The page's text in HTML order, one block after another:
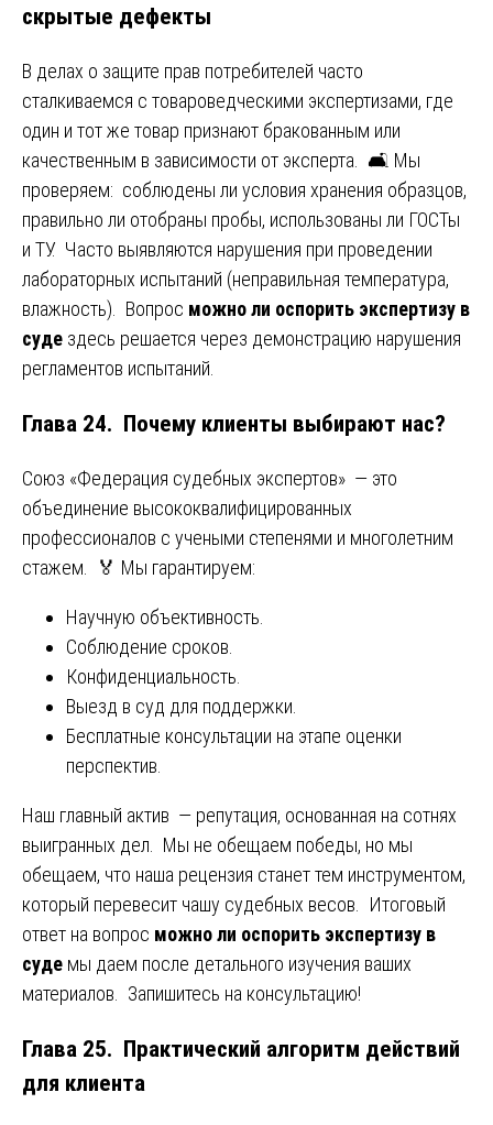
скрытые дефекты
В делах о защите прав потребителей часто
сталкиваемся с товароведческими экспертизами, где
один и тот же товар признают бракованным или
качественным в зависимости от эксперта. 🛋️ Мы
проверяем: соблюдены ли условия хранения образцов,
правильно ли отобраны пробы, использованы ли ГОСТы
и ТУ. Часто выявляются нарушения при проведении
лабораторных испытаний (неправильная температура,
влажность). Вопрос можно ли оспорить экспертизу в
суде здесь решается через демонстрацию нарушения
регламентов испытаний.
Глава 24. Почему клиенты выбирают нас?
Союз «Федерация судебных экспертов» — это
объединение высококвалифицированных
профессионалов с учеными степенями и многолетним
стажем. 🏅 Мы гарантируем:
Научную объективность.
Соблюдение сроков.
Конфиденциальность.
Выезд в суд для поддержки.
Бесплатные консультации на этапе оценки
перспектив.
Наш главный актив — репутация, основанная на сотнях
выигранных дел. Мы не обещаем победы, но мы
обещаем, что наша рецензия станет тем инструментом,
который перевесит чашу судебных весов. Итоговый
ответ на вопрос можно ли оспорить экспертизу в
суде мы даем после детального изучения ваших
материалов. Запишитесь на консультацию!
Глава 25. Практический алгоритм действий
для клиента